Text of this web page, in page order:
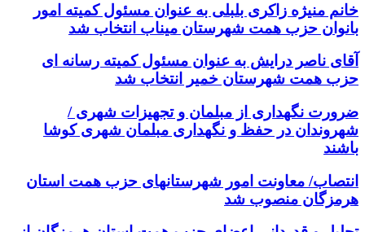
خانم منیژه زاکری بلبلی به عنوان مسئول کمیته امور
بانوان حزب همت شهرستان میناب انتخاب شد
آقای ناصر درایش به عنوان مسئول کمیته رسانه ای
حزب همت شهرستان خمیر انتخاب شد
ضرورت نگهداری از مبلمان و تجهیزات شهری /
شهروندان در حفظ و نگهداری مبلمان شهری کوشا
باشند
انتصاب/ معاونت امور شهرستانهای حزب همت استان
هرمزگان منصوب شد